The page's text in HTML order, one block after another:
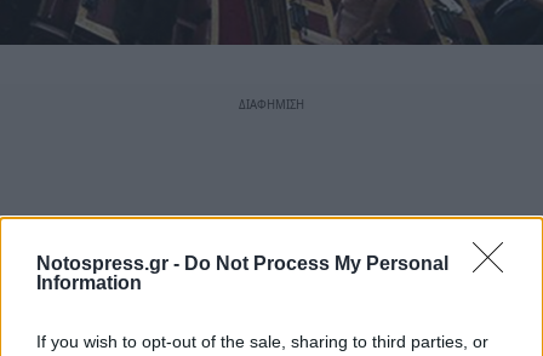
Notospress.gr - Do Not Process My Personal
Information
If you wish to opt-out of the sale, sharing to third parties, or